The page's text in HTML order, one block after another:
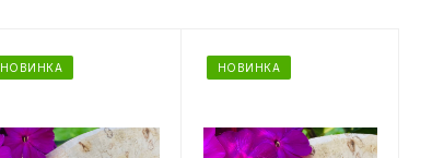
НОВИНКА НОВИНКА